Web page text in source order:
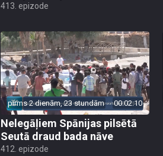
413. epizode
pirms 2 dienām, 23 stundām 00:02:10
Nelegāļiem Spānijas pilsētā
Seutā draud bada nāve
412. epizode